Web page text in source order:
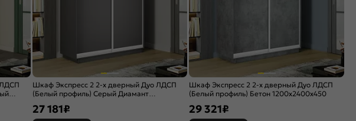
Шкаф Экспресс 2 2-х дверный Дуо ЛДСП
(Белый профиль) Серый Диамант
27 181₽
Шкаф Экспресс 2 2-х дверный Дуо ЛДСП
(Белый профиль) Бетон 1200x2400x450
29 321₽